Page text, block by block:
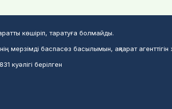
көшіріп, таратуға болмайды.
мерзімді баспасөз басылымын, ақпарат
куәлігі берілген